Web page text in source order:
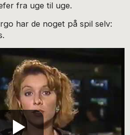
fra uge til uge.
har de noget på spil selv: